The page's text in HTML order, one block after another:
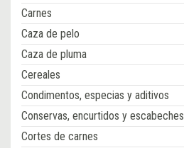
Carnes
Caza de pelo
Caza de pluma
Cereales
Condimentos, especias y aditivos
Conservas, encurtidos y escabeches
Cortes de carnes